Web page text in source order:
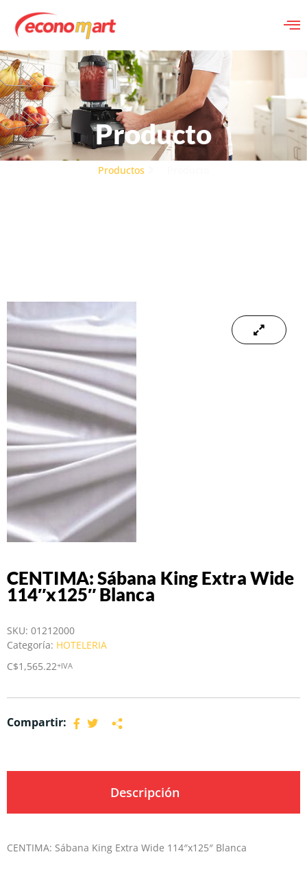
Producto
Productos
CENTIMA: Sábana King Extra Wide
114″x125″ Blanca
SKU: 01212000
Categoría: HOTELERIA
C$1,565.22+IVA
Compartir:
Descripción
CENTIMA: Sábana King Extra Wide 114″x125″ Blanca